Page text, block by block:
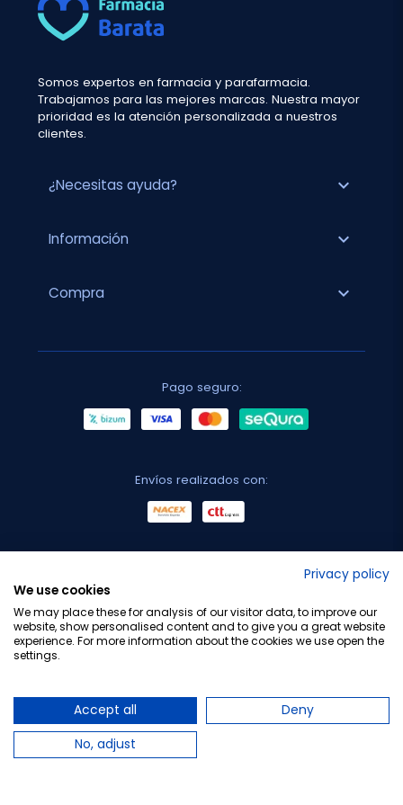
Somos expertos en farmacia y parafarmacia.
Trabajamos para las mejores marcas. Nuestra mayor
prioridad es la atención personalizada a nuestros
clientes.
¿Necesitas ayuda? expand_more
Información expand_more
Compra expand_more
Pago seguro:
Envíos realizados con:
Privacy policy
We use cookies
We may place these for analysis of our visitor data, to improve our
website, show personalised content and to give you a great website
experience. For more information about the cookies we use open the
settings.
Accept all
Deny
No, adjust